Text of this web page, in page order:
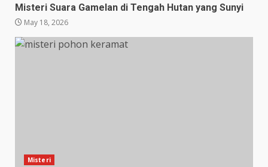
Misteri Suara Gamelan di Tengah Hutan yang Sunyi
May 18, 2026
Misteri